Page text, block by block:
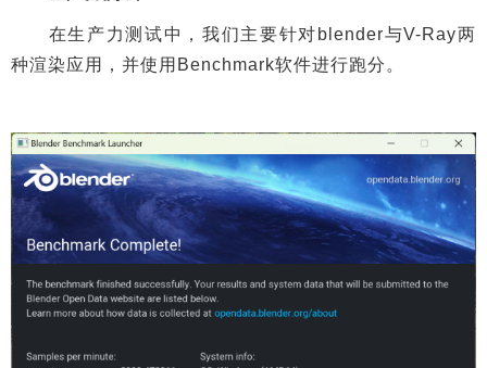
在生产力测试中，我们主要针对blender与V-Ray两
种渲染应用，并使用Benchmark软件进行跑分。